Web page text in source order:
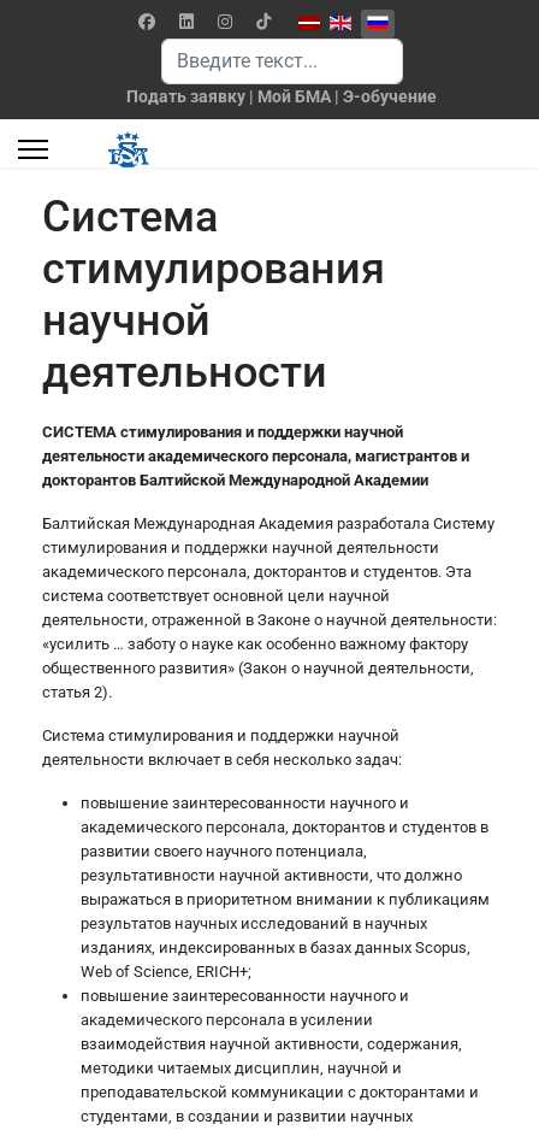
Выберите язык
Поиск
Подать заявку | Мой БМА | Э-обучение
Система
стимулирования
научной
деятельности
СИСТЕМА стимулирования и поддержки научной
деятельности академического персонала, магистрантов и
докторантов Балтийской Международной Академии
Балтийская Международная Академия разработала Систему
стимулирования и поддержки научной деятельности
академического персонала, докторантов и студентов. Эта
система соответствует основной цели научной
деятельности, отраженной в Законе о научной деятельности:
«усилить … заботу о науке как особенно важному фактору
общественного развития» (Закон о научной деятельности,
статья 2).
Система стимулирования и поддержки научной
деятельности включает в себя несколько задач:
повышение заинтересованности научного и
академического персонала, докторантов и студентов в
развитии своего научного потенциала,
результативности научной активности, что должно
выражаться в приоритетном внимании к публикациям
результатов научных исследований в научных
изданиях, индексированных в базах данных Scopus,
Web of Science, ERICH+;
повышение заинтересованности научного и
академического персонала в усилении
взаимодействия научной активности, содержания,
методики читаемых дисциплин, научной и
преподавательской коммуникации с докторантами и
студентами, в создании и развитии научных